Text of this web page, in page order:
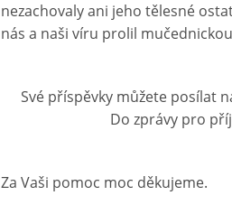
nezachovaly ani jeho tělesné
nás a naši víru prolil
Své příspěvky můžete posílat
Do zprávy pro
Za Vaši pomoc moc děkujeme.